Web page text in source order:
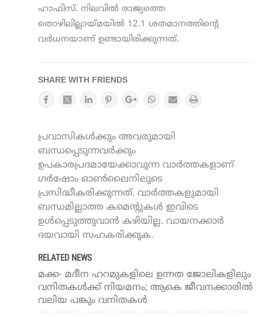
ഹാഫിസ്. നിലവിൽ രാജ്യത്തെ
തൊഴിലില്ലായ്മയിൽ 12.1 ശതമാനത്തിന്റെ
വർധനയാണ് ഉണ്ടായിരിക്കുന്നത്.
SHARE WITH FRIENDS
പ്രവാസികൾക്കും അവരുമായി
ബന്ധപ്പെടുന്നവർക്കും
ഉപകാരപ്രദമായേക്കാവുന്ന വാർത്തകളാണ്
ഗർഷോം ഓൺലൈനിലൂടെ
പ്രസിദ്ധീകരിക്കുന്നത്. വാർത്തകളുമായി
ബന്ധമില്ലാത്ത കമെന്റുകൾ ഇവിടെ
ഉൾപ്പെടുത്തുവാൻ കഴിയില്ല. വായനക്കാർ
ദയവായി സഹകരിക്കുക.
RELATED NEWS
മക്ക- മദീന ഹറമുകളിലെ ഉന്നത ജോലികളിലും
വനിതകള്‍ക്ക് നിയമനം; ആകെ ജീവനക്കാരില്‍
വലിയ പങ്കും വനിതകള്‍